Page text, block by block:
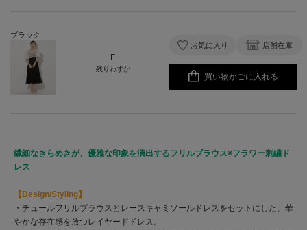
ブラック
F
残りわずか
お気に入り 店舗在庫
買い物かごに入れる
繊細なきらめきが、優雅な印象を演出するフリルブラウス×フラワー刺繍ド
レス
【Design/Styling】
・チュールフリルブラウスとレースキャミソールドレスをセットにした、華
やかな存在感を放つレイヤードドレス。